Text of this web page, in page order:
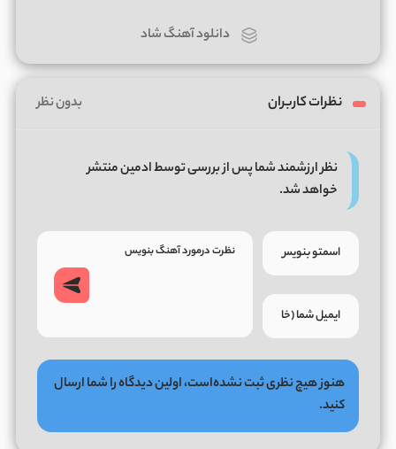
دانلود آهنگ شاد
نظرات کاربران بدون نظر
نظر ارزشمند شما پس از بررسی توسط ادمین منتشر
خواهد شد.
هنوز هیچ نظری ثبت نشده‌است، اولین دیدگاه را شما ارسال
کنید.